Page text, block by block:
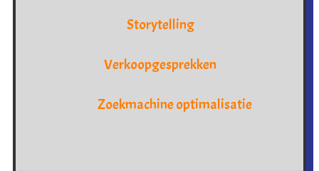
Storytelling
Verkoopgesprekken
Zoekmachine optimalisatie